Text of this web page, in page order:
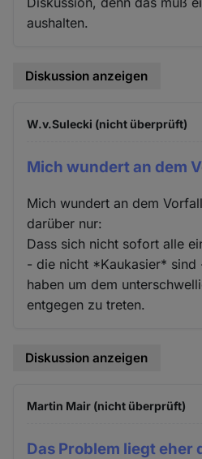
aushalten.
Diskussion anzeigen
W.v.Sulecki (nicht überprüft)
Mich wundert an dem
Mich wundert an dem
darüber nur:
Dass sich nicht sofort alle
- die nicht *Kaukasier* sind
haben um dem
entgegen zu treten.
Diskussion anzeigen
Martin Mair (nicht überprüft)
Das Problem liegt eher